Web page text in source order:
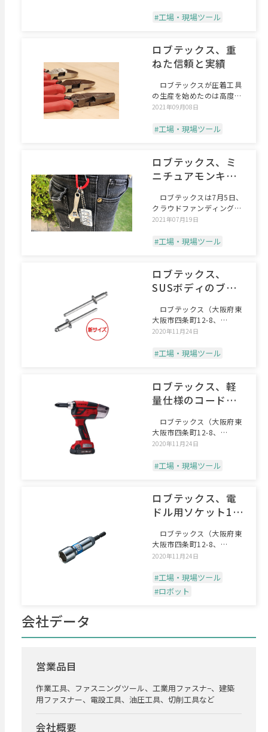
#工場・現場ツール
ロブテックス、重
ねた信頼と実績
ロブテックスが圧着工具
の生産を始めたのは高度経
済成長期の最中、1961
2021年09月08日
#工場・現場ツール
ロブテックス、ミ
ニチュアモンキレ
キ」
ロブテックスは7月5日、
クラウドファンディングサ
イトの「Makuake
2021年07月19日
#工場・現場ツール
ロブテックス、
SUSボディのブラ
ロブテックス（大阪府東
大阪市四条町12-8、
TEL.072-980-1
2020年11月24日
#工場・現場ツール
ロブテックス、軽
量仕様のコードレ
ロブテックス（大阪府東
大阪市四条町12-8、
TEL.072-980-1
2020年11月24日
#工場・現場ツール
ロブテックス、電
ドル用ソケット18
ロブテックス（大阪府東
大阪市四条町12-8、
TEL.072-980-1
2020年11月24日
#工場・現場ツール
#ロボット
会社データ
営業品目
作業工具、ファスニングツール、工業用ファスナ−、建築
用ファスナー、電設工具、油圧工具、切削工具など
会社概要